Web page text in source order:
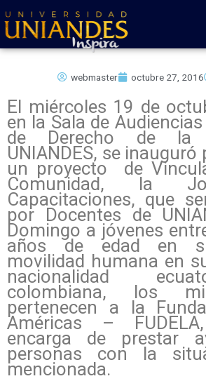
al
contenido
webmaster octubre 27, 2016
El miércoles 19 de
en la Sala de
de Derecho de la
UNIANDES, se
un proyecto de
Comunidad, la
Capacitaciones, que
por Docentes de
Domingo a jóvenes
años de edad en
movilidad humana en
nacionalidad
colombiana, los
pertenecen a la
Américas –
encarga de prestar
personas con la
mencionada.